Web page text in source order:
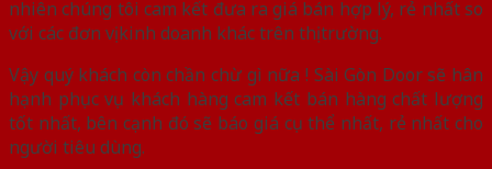
nhiên chúng tôi cam kết đưa ra giá bán hợp lý, rẻ nhất so
với các đơn vị kinh doanh khác trên thị trường.
Vậy quý khách còn chần chừ gì nữa ! Sài Gòn Door sẽ hân
hạnh phục vụ khách hàng cam kết bán hàng chất lượng
tốt nhất, bên cạnh đó sẽ báo giá cụ thể nhất, rẻ nhất cho
người tiêu dùng.